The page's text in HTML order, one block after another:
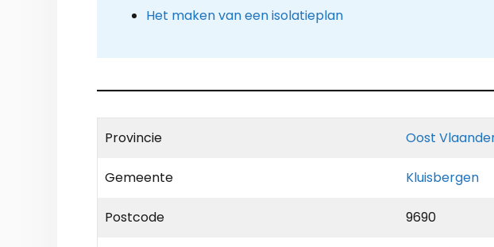
Het maken van een isolatieplan
Provincie Oost
Gemeente Kluisbergen
Postcode 9690